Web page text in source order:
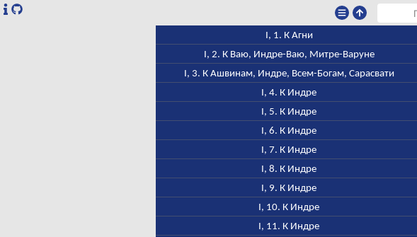
I, 1. К Агни
I, 2. К Ваю, Индре-Ваю, Митре-Варуне
I, 3. К Ашвинам, Индре, Всем-Богам, Сарасвати
I, 4. К Индре
I, 5. К Индре
I, 6. К Индре
I, 7. К Индре
I, 8. К Индре
I, 9. К Индре
I, 10. К Индре
I, 11. К Индре